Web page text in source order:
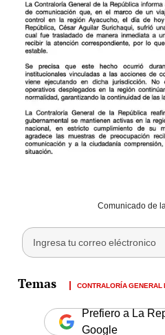
Comunicado de
CONTRALORÍA GENERAL
Prefiero a La
Google